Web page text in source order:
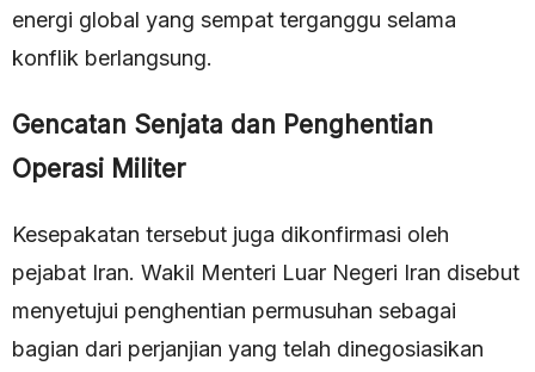
energi global yang sempat terganggu selama
konflik berlangsung.
Gencatan Senjata dan Penghentian
Operasi Militer
Kesepakatan tersebut juga dikonfirmasi oleh
pejabat Iran. Wakil Menteri Luar Negeri Iran disebut
menyetujui penghentian permusuhan sebagai
bagian dari perjanjian yang telah dinegosiasikan